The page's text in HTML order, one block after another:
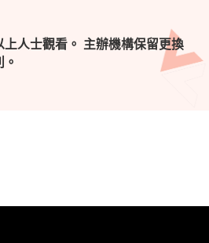
人士觀看。 主辦機構保留更換